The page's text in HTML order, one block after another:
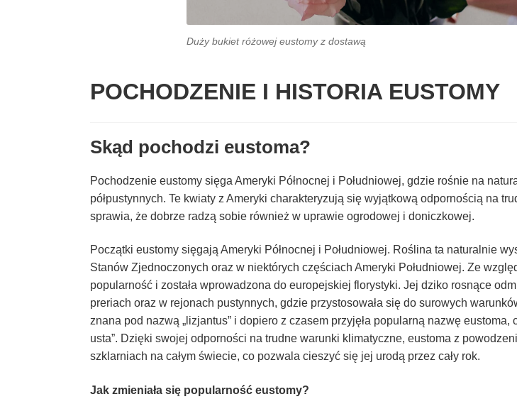
Duży bukiet różowej eustomy z dostawą
POCHODZENIE I HISTORIA EUSTOMY
Skąd pochodzi eustoma?
Pochodzenie eustomy sięga Ameryki Północnej i Południowej, gdzie rośnie na
półpustynnych. Te kwiaty z Ameryki charakteryzują się wyjątkową odpornością na
sprawia, że dobrze radzą sobie również w uprawie ogrodowej i doniczkowej.
Początki eustomy sięgają Ameryki Północnej i Południowej. Roślina ta naturalnie
Stanów Zjednoczonych oraz w niektórych częściach Ameryki Południowej. Ze
popularność i została wprowadzona do europejskiej florystyki. Jej dziko rosnące
preriach oraz w rejonach pustynnych, gdzie przystosowała się do surowych
znana pod nazwą „lizjantus” i dopiero z czasem przyjęła popularną nazwę
usta”. Dzięki swojej odporności na trudne warunki klimatyczne, eustoma z
szklarniach na całym świecie, co pozwala cieszyć się jej urodą przez cały rok.
Jak zmieniała się popularność eustomy?